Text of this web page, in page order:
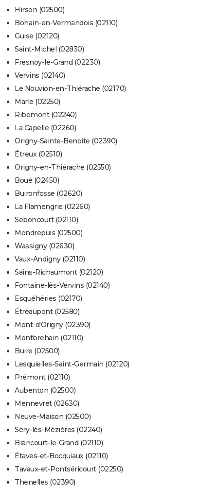
Hirson (02500)
Bohain-en-Vermandois (02110)
Guise (02120)
Saint-Michel (02830)
Fresnoy-le-Grand (02230)
Vervins (02140)
Le Nouvion-en-Thiérache (02170)
Marle (02250)
Ribemont (02240)
La Capelle (02260)
Origny-Sainte-Benoite (02390)
Étreux (02510)
Origny-en-Thiérache (02550)
Boué (02450)
Buironfosse (02620)
La Flamengrie (02260)
Seboncourt (02110)
Mondrepuis (02500)
Wassigny (02630)
Vaux-Andigny (02110)
Sains-Richaumont (02120)
Fontaine-lès-Vervins (02140)
Esquéhéries (02170)
Étréaupont (02580)
Mont-d'Origny (02390)
Montbrehain (02110)
Buire (02500)
Lesquielles-Saint-Germain (02120)
Prémont (02110)
Aubenton (02500)
Mennevret (02630)
Neuve-Maison (02500)
Séry-lès-Mézières (02240)
Brancourt-le-Grand (02110)
Étaves-et-Bocquiaux (02110)
Tavaux-et-Pontséricourt (02250)
Thenelles (02390)